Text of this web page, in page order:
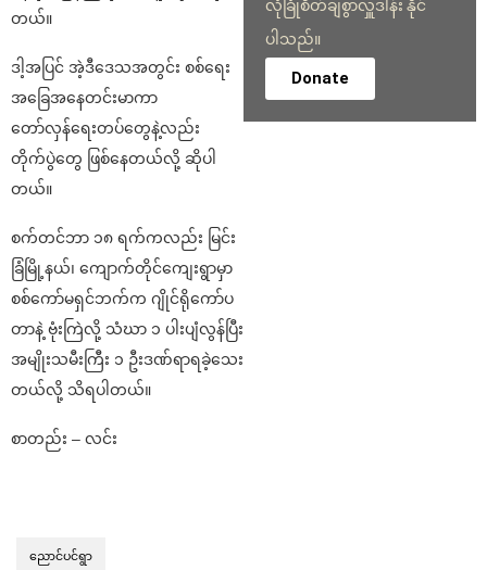
တယ်။
ဒါ့အပြင် အဲ့ဒီဒေသအတွင်း စစ်ရေး
အခြေအနေတင်းမာကာ
တော်လှန်ရေးတပ်တွေနဲ့လည်း
တိုက်ပွဲတွေ ဖြစ်နေတယ်လို့ ဆိုပါ
တယ်။
စက်တင်ဘာ ၁၈ ရက်ကလည်း မြင်း
ခြံမြို့နယ်၊ ကျောက်တိုင်ကျေးရွာမှာ
စစ်ကော်မရှင်ဘက်က ဂျိုင်ရိုကော်ပ
တာနဲ့ ဗုံးကြဲလို့ သံဃာ ၁ ပါးပျံလွန်ပြီး
အမျိုးသမီးကြီး ၁ ဦးဒဏ်ရာရခဲ့သေး
တယ်လို့ သိရပါတယ်။
စာတည်း – လင်း
ညောင်ပင်ရွာ
လုံခြုံစိတ်ချစွာလှူဒါန်း နိုင်
ပါသည်။
Donate